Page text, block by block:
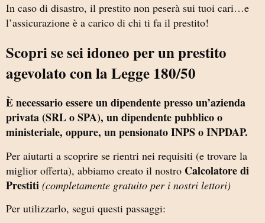
In caso di disastro, il prestito non peserà sui tuoi cari…e
l’assicurazione è a carico di chi ti fa il prestito!
Scopri se sei idoneo per un prestito
agevolato con la Legge 180/50
È necessario essere un dipendente presso un’azienda
privata (SRL o SPA), un dipendente pubblico o
ministeriale, oppure, un pensionato INPS o INPDAP.
Per aiutarti a scoprire se rientri nei requisiti (e trovare la
miglior offerta), abbiamo creato il nostro Calcolatore di
Prestiti (completamente gratuito per i nostri lettori)
Per utilizzarlo, segui questi passaggi: